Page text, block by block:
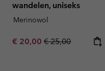
wandelen, uniseks
Merinowol
Sale price:
€ 20,00 Regular price:
€ 25,00